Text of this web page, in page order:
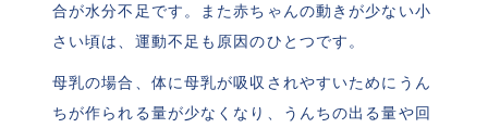
合が水分不足です。また赤ちゃんの動きが少ない小
さい頃は、運動不足も原因のひとつです。
母乳の場合、体に母乳が吸収されやすいためにうん
ちが作られる量が少なくなり、うんちの出る量や回